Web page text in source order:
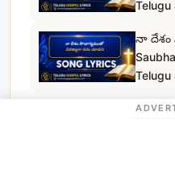
Telugu
నా దేశం
Telugu